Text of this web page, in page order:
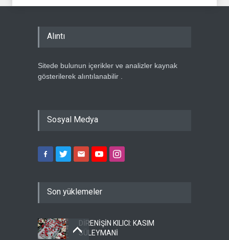
Alıntı
Sitede bulunun içerikler ve analizler kaynak
gösterilerek alıntılanabilir .
Sosyal Medya
Son yüklemeler
DİRENİŞİN KILICI: KASIM
SÜLEYMANİ